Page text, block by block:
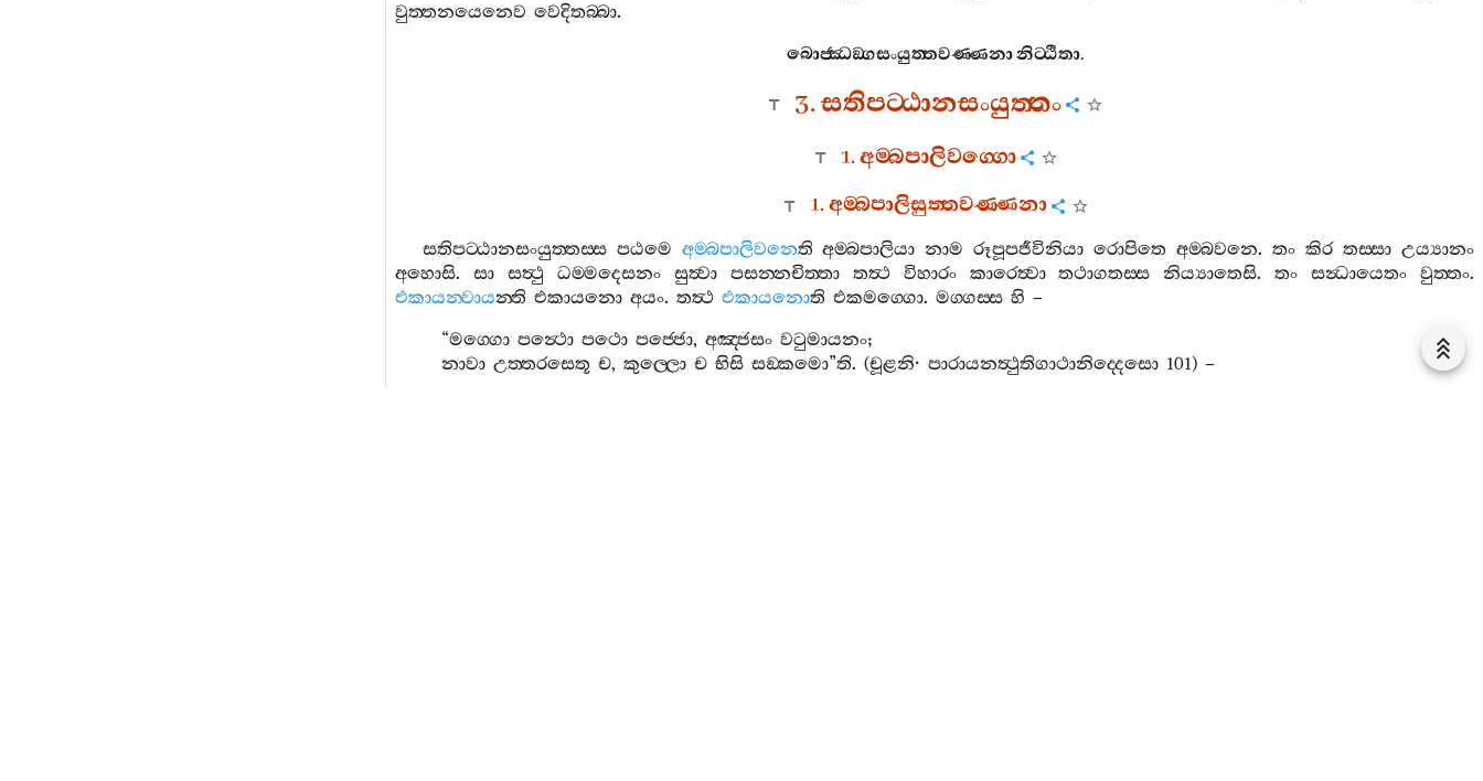
වුත‍්තනයෙනෙව වෙදිතබ‍්බා.
බොජ‍්ඣඞ‍්ගසංයුත‍්තවණ‍්ණනානිට‍්ඨිතා.
3.සතිපට‍්ඨානසංයුත‍්තං
1.අම‍්බපාලිවග‍්ගො
1.අම‍්බපාලිසුත‍්තවණ‍්ණනා
සතිපට‍්ඨානසංයුත‍්තස‍්ස පඨමෙ අම‍්බපාලිවනෙති අම‍්බපාලියා නාම රූපූපජීවිනියා රොපිතෙ අම‍්බවනෙ.තං කිර තස‍්සා උය්‍යානං
අහොසි. සා සත්‍ථු ධම‍්මදෙසනං සුත්‍වා පසන‍්නචිත‍්තා තත්‍ථ විහාරං කාරෙත්‍වා තථාගතස‍්ස නිය්‍යාතෙසි.තං සන්‍ධායෙතං වුත‍්තං.
එකායන‍්වායන‍්ති එකායනො අයං. තත්‍ථ එකායනොති එකමග‍්ගො. මග‍්ගස‍්ස හි –
“මග‍්ගො පන්‍ථො පථො පජ‍්ජො,අඤ‍්ජසං වටුමායනං;
නාවා උත‍්තරසෙතූ ච,කුල‍්ලො ච භිසි සඞ‍්කමො”ති. (චූළනි·පාරායනත්‍ථුතිගාථානිද‍්දෙසො 101) –